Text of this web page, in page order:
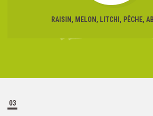
RAISIN, MELON, LITCHI, PÊCHE,
03